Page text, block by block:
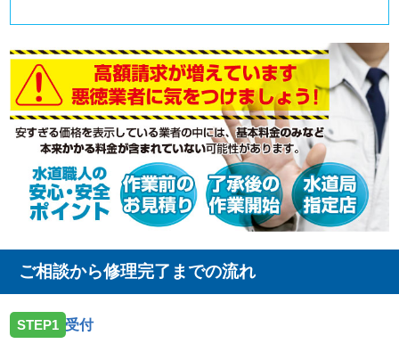
ご相談から修理完了までの流れ
STEP1 受付